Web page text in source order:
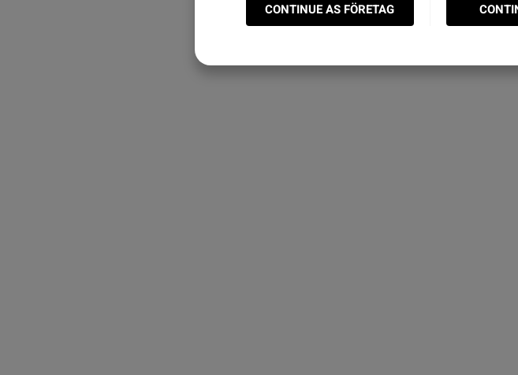
CONTINUE AS FÖRETAG